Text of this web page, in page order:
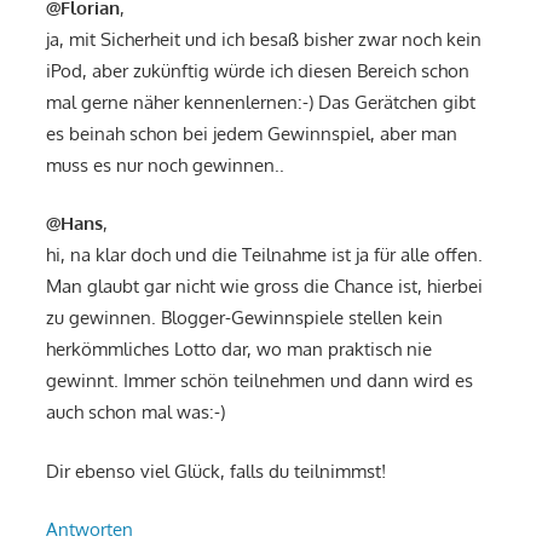
@Florian,
ja, mit Sicherheit und ich besaß bisher zwar noch kein
iPod, aber zukünftig würde ich diesen Bereich schon
mal gerne näher kennenlernen:-) Das Gerätchen gibt
es beinah schon bei jedem Gewinnspiel, aber man
muss es nur noch gewinnen..
@Hans,
hi, na klar doch und die Teilnahme ist ja für alle offen.
Man glaubt gar nicht wie gross die Chance ist, hierbei
zu gewinnen. Blogger-Gewinnspiele stellen kein
herkömmliches Lotto dar, wo man praktisch nie
gewinnt. Immer schön teilnehmen und dann wird es
auch schon mal was:-)
Dir ebenso viel Glück, falls du teilnimmst!
Antworten